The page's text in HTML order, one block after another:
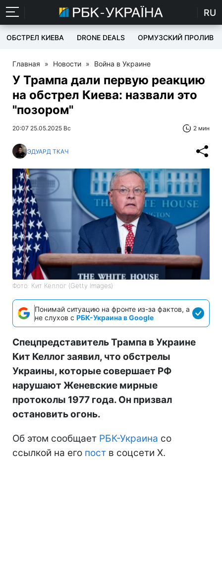
RU
ОБСТРЕЛ КИЕВА DRONE DEALS ОРМУЗСКИЙ ПРОЛИВ
Главная » Новости » Война в Украине
У Трампа дали первую реакцию
на обстрел Киева: назвали это
"позором"
20:07 25.05.2025 Вс 2 мин
ЭДУАРД ТКАЧ
Фото: Кит Келлог (Getty Images)
Понимай ситуацию на фронте из-за фактов, а
не слухов с РБК-Украина в Google
Спецпредставитель Трампа в Украине
Кит Келлог заявил, что обстрелы
Украины, которые совершает РФ
нарушают Женевские мирные
протоколы 1977 года. Он призвал
остановить огонь.
Об этом сообщает РБК-Украина со
ссылкой на его пост в соцсети Х.